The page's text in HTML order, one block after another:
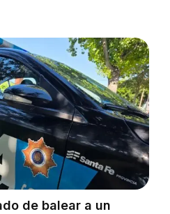
de balear a un